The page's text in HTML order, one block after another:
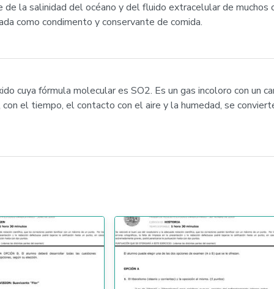
la salinidad del océano y del fluido extracelular de muchos
como condimento y conservante de comida.
cuya fórmula molecular es SO2. Es un gas incoloro con un
el tiempo, el contacto con el aire y la humedad, se